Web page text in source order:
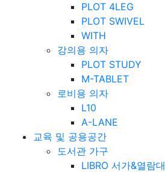
PLOT 4LEG
PLOT SWIVEL
WITH
강의용 의자
PLOT STUDY
M-TABLET
로비용 의자
L10
A-LANE
교육 및 공용공간
도서관 가구
LIBRO 서가&열람대